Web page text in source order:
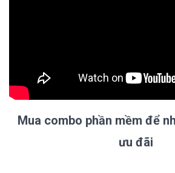
Mua combo phần mềm để
ưu đãi